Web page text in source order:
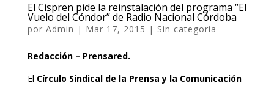
El Cispren pide la reinstalación del programa “El
Vuelo del Cóndor” de Radio Nacional Córdoba
por Admin | Mar 17, 2015 | Sin categoría
Redacción – Prensared.
El Círculo Sindical de la Prensa y la Comunicación